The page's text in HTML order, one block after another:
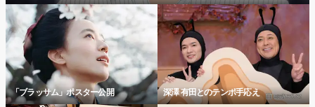
「ブラッサム」ポスター公開 深澤 有田とのテンポ手応え